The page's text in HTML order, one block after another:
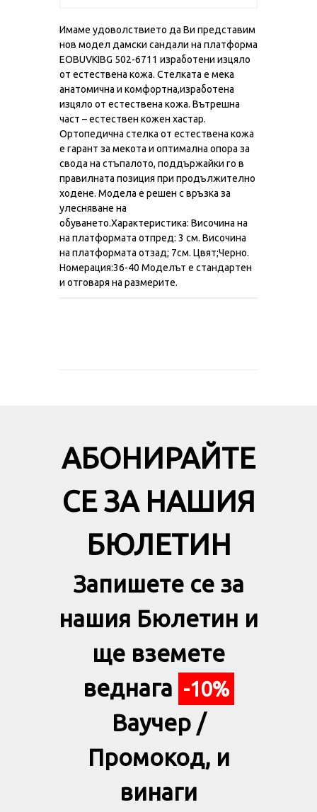
Имаме удоволствието да Ви представим
нов модел дамски сандали на платформа
EOBUVKIBG 502-6711 изработени изцяло
от естествена кожа. Стелката е мека
анатомична и комфортна,изработена
изцяло от естествена кожа. Вътрешна
част – естествен кожен хастар.
Ортопедична стелка от естествена кожа
е гарант за мекота и оптимална опора за
свода на стъпалото, поддържайки го в
правилната позиция при продължително
ходене. Модела е решен с връзка за
улесняване на
обуването.Характеристика: Височина на
на платформата отпред: 3 см. Височина
на платформата отзад; 7см. Цвят;Черно.
Номерация:36-40 Моделът е стандартен
и отговаря на размерите.
АБОНИРАЙТЕ
СЕ ЗА НАШИЯ
БЮЛЕТИН
Запишете се за
нашия Бюлетин и
ще вземете
веднага -10%
Ваучер /
Промокод, и
винаги